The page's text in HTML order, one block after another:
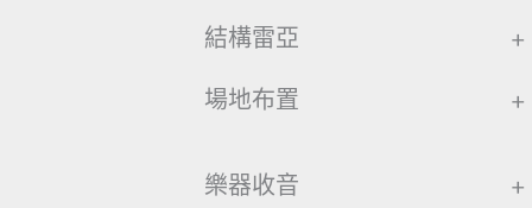
結構雷亞 +
場地布置 +
樂器收音 +